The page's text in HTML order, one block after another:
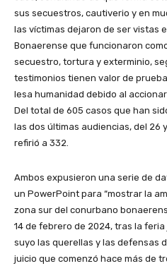
sus secuestros, cautiverio y en
las víctimas dejaron de ser vistas
Bonaerense que funcionaron
secuestro, tortura y exterminio,
testimonios tienen valor de
lesa humanidad debido al
Del total de 605 casos que han
las dos últimas audiencias, del 26
refirió a 332.
Ambos expusieron una serie de
un PowerPoint para “mostrar la
zona sur del conurbano
14 de febrero de 2024, tras la
suyo las querellas y las defensas
juicio que comenzó hace más de